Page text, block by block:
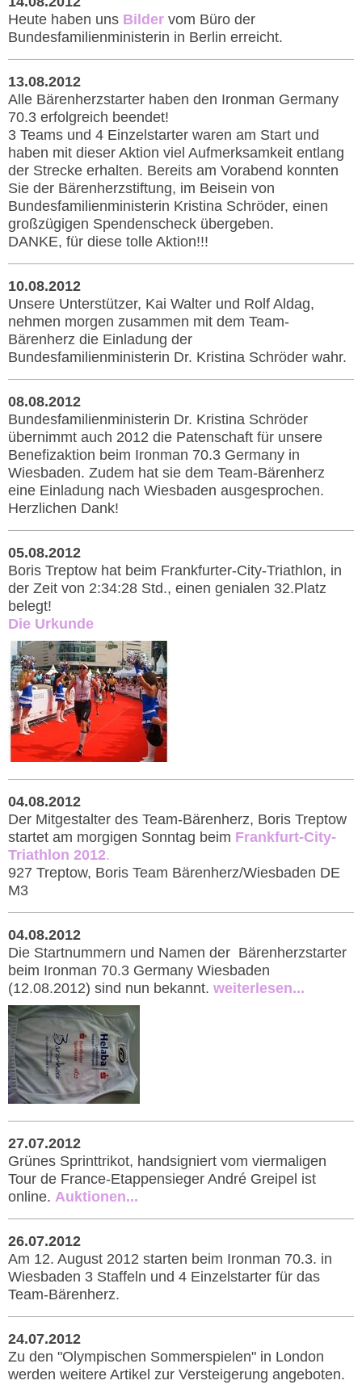
Heute haben uns Bilder vom Büro der
Bundesfamilienministerin in Berlin erreicht.
13.08.2012
Alle Bärenherzstarter haben den Ironman Germany
70.3 erfolgreich beendet!
3 Teams und 4 Einzelstarter waren am Start und
haben mit dieser Aktion viel Aufmerksamkeit entlang
der Strecke erhalten. Bereits am Vorabend konnten
Sie der Bärenherzstiftung, im Beisein von
Bundesfamilienministerin Kristina Schröder, einen
großzügigen Spendenscheck übergeben.
DANKE, für diese tolle Aktion!!!
10.08.2012
Unsere Unterstützer, Kai Walter und Rolf Aldag,
nehmen morgen zusammen mit dem Team-
Bärenherz die Einladung der
Bundesfamilienministerin Dr. Kristina Schröder wahr.
08.08.2012
Bundesfamilienministerin Dr. Kristina Schröder
übernimmt auch 2012 die Patenschaft für unsere
Benefizaktion beim Ironman 70.3 Germany in
Wiesbaden. Zudem hat sie dem Team-Bärenherz
eine Einladung nach Wiesbaden ausgesprochen.
Herzlichen Dank!
05.08.2012
Boris Treptow hat beim Frankfurter-City-Triathlon, in
der Zeit von 2:34:28 Std., einen genialen 32.Platz
belegt!
Die Urkunde
04.08.2012
Der Mitgestalter des Team-Bärenherz, Boris Treptow
startet am morgigen Sonntag beim Frankfurt-City-
Triathlon 2012.
927 Treptow, Boris Team Bärenherz/Wiesbaden DE
M3
04.08.2012
Die Startnummern und Namen der Bärenherzstarter
beim Ironman 70.3 Germany Wiesbaden
(12.08.2012) sind nun bekannt. weiterlesen...
27.07.2012
Grünes Sprinttrikot, handsigniert vom viermaligen
Tour de France-Etappensieger André Greipel ist
online. Auktionen...
26.07.2012
Am 12. August 2012 starten beim Ironman 70.3. in
Wiesbaden 3 Staffeln und 4 Einzelstarter für das
Team-Bärenherz.
24.07.2012
Zu den "Olympischen Sommerspielen" in London
werden weitere Artikel zur Versteigerung angeboten.